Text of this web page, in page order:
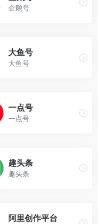
企鹅号
大鱼号
大鱼号
一点号
一点号
趣头条
趣头条
阿里创作平台